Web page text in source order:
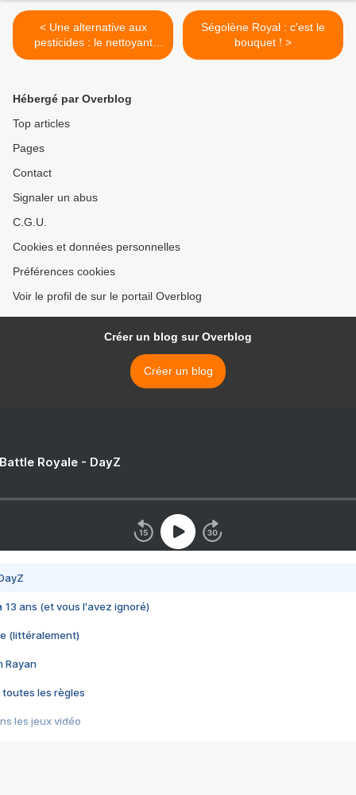
< Une alternative aux
pesticides : le nettoyant
pour allées « bio »
Ségolène Royal : c'est le
bouquet ! >
Hébergé par Overblog
Top articles
Pages
Contact
Signaler un abus
C.G.U.
Cookies et données personnelles
Préférences cookies
Voir le profil de sur le portail Overblog
Créer un blog sur Overblog
Créer un blog
Royale - DayZ
13 ans (et vous l'avez ignoré)
(littéralement)
Rayan
toutes les règles
les jeux vidéo